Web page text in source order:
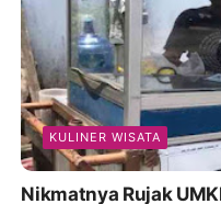
KULINER WISATA
Nikmatnya Rujak